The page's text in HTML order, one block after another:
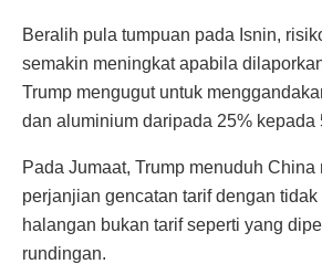
Beralih pula tumpuan pada Isnin,
semakin meningkat apabila
Trump mengugut untuk
dan aluminium daripada 25% kepada
Pada Jumaat, Trump menuduh China
perjanjian gencatan tarif dengan
halangan bukan tarif seperti yang
rundingan.